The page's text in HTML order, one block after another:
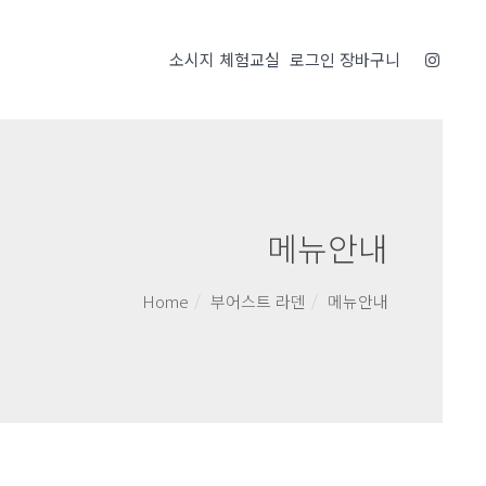
소시지 체험교실 로그인 장바구니
메뉴안내
Home 부어스트 라덴 메뉴안내